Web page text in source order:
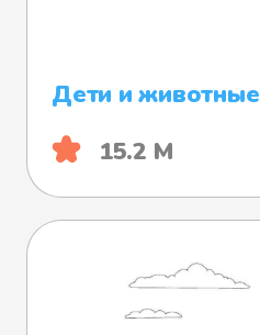
Дети и животные
15.2 М